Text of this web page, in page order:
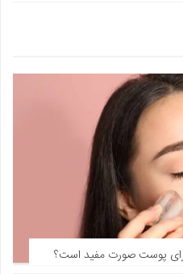
برای پوست صورت مفید است؟